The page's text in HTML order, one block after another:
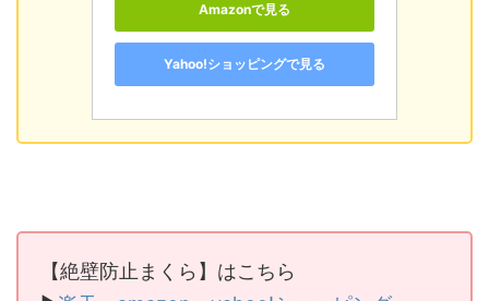
Amazonで見る
Yahoo!ショッピングで見る
【絶壁防止まくら】はこちら